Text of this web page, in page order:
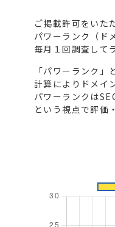
ご掲載許可をいた
パワーランク（ド
毎月１回調査して
「パワーランク
計算によりドメイ
パワーランクは
という視点で評価